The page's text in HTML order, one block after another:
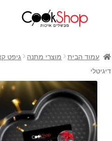
חנות
כלי בישול
סירים
מחבתות
כלי הגשה ואירוח
מוצרי חשמל למטבח
גאדג'טס וכלי מטבח
עמוד הבית מוצרי מתנה גיפט
דיגיטלי